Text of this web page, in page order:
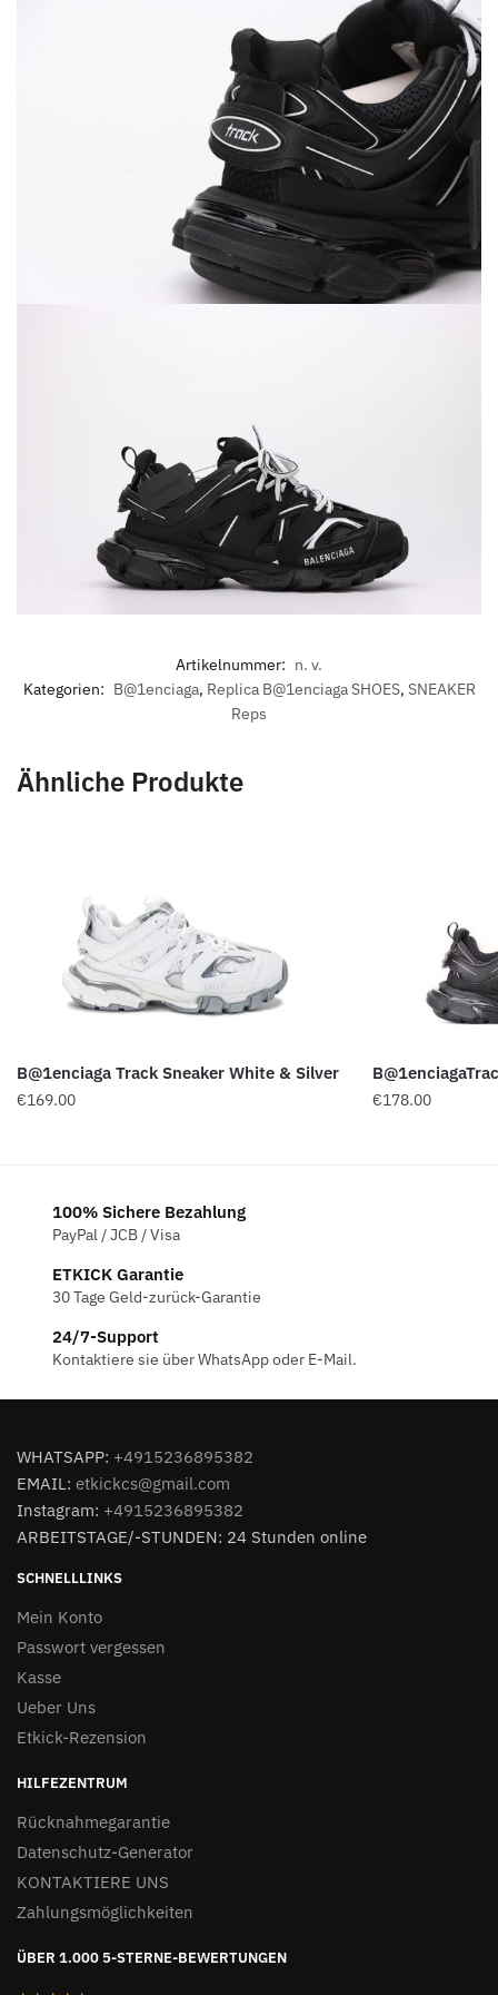
Artikelnummer: n. v.
Kategorien: B@1enciaga, Replica B@1enciaga SHOES, SNEAKER
Reps
Ähnliche Produkte
B@1enciaga Track Sneaker White & Silver
€169.00 €178.00
100% Sichere Bezahlung
PayPal / JCB / Visa
ETKICK Garantie
30 Tage Geld-zurück-Garantie
24/7-Support
Kontaktiere sie über WhatsApp oder E-Mail.
WHATSAPP: +4915236895382
EMAIL: etkickcs@gmail.com
Instagram: +4915236895382
ARBEITSTAGE/-STUNDEN: 24 Stunden online
SCHNELLLINKS
Mein Konto
Passwort vergessen
Kasse
Ueber Uns
Etkick-Rezension
HILFEZENTRUM
Rücknahmegarantie
Datenschutz-Generator
KONTAKTIERE UNS
Zahlungsmöglichkeiten
ÜBER 1.000 5-STERNE-BEWERTUNGEN